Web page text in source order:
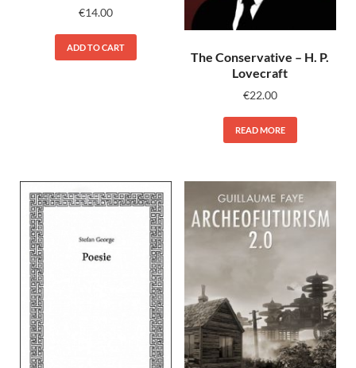
€14.00
ADD TO CART
The Conservative – H. P.
Lovecraft
€22.00
READ MORE